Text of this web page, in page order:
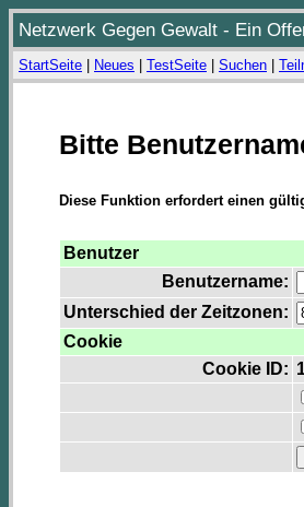
Netzwerk Gegen Gewalt - Ein
StartSeite Neues TestSeite Suchen
Bitte
Diese Funktion erfordert einen
Benutzer
Benutzername:
Unterschied der Zeitzonen:
Cookie
Cookie ID: